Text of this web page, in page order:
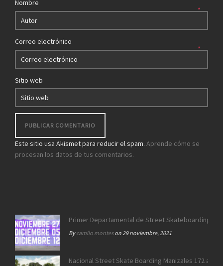
Nombre
*
Correo electrónico
*
Sitio web
Este sitio usa Akismet para reducir el spam. Aprende cómo se
procesan los datos de tus comentarios.
Primer Departamental de Street Skateboarding de
Bycamilo monteson 29 noviembre, 2021
Nacional Street Skate Boarding Manizales 172 años